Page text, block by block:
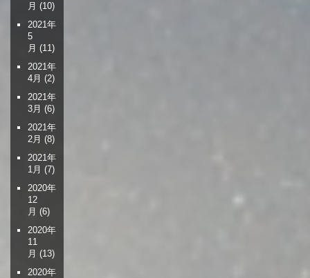
月 (10)
2021年
5
月 (11)
2021年
4月 (2)
2021年
3月 (6)
2021年
2月 (8)
2021年
1月 (7)
2020年
12
月 (6)
2020年
11
月 (13)
2020年